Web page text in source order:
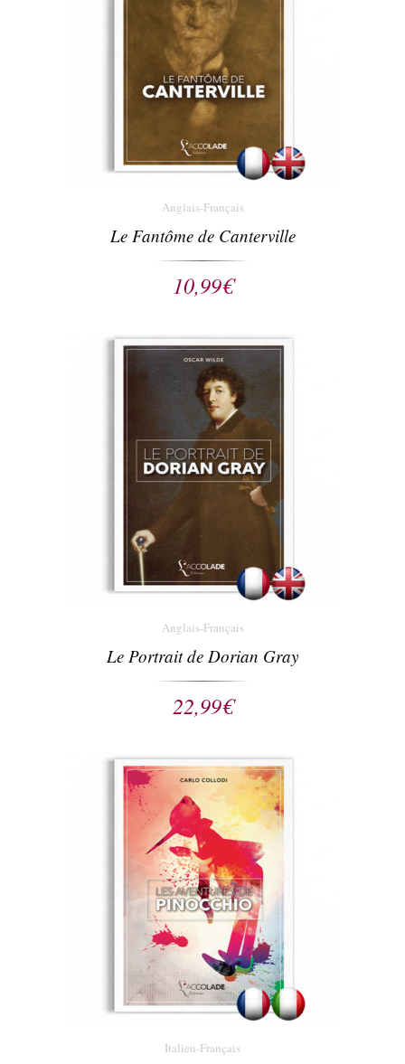
Anglais-Français
Le Fantôme de Canterville
10,99€
Anglais-Français
Le Portrait de Dorian Gray
22,99€
Italien-Français